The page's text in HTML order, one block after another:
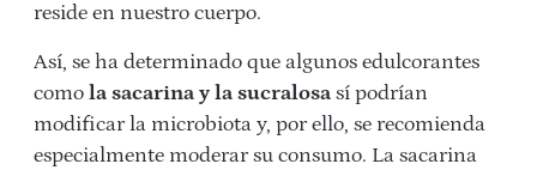
reside en nuestro cuerpo.
Así, se ha determinado que algunos edulcorantes
como la sacarina y la sucralosa sí podrían
modificar la microbiota y, por ello, se recomienda
especialmente moderar su consumo. La sacarina